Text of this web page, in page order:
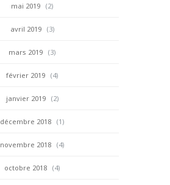
mai 2019 (2)
avril 2019 (3)
mars 2019 (3)
février 2019 (4)
janvier 2019 (2)
décembre 2018 (1)
novembre 2018 (4)
octobre 2018 (4)